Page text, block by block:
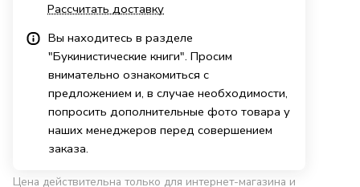
Рассчитать доставку
Вы находитесь в разделе
"Букинистические книги". Просим
внимательно ознакомиться с
предложением и, в случае необходимости,
попросить дополнительные фото товара у
наших менеджеров перед совершением
заказа.
Цена действительна только для интернет-магазина и